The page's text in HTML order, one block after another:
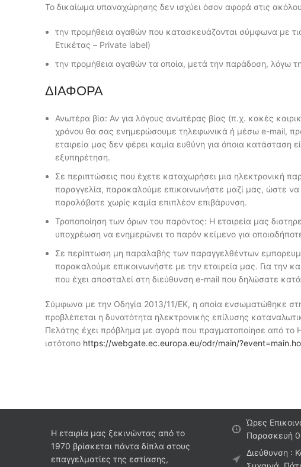
Το δικαίωμα υπαναχώρησης δεν ισχύει όσον αφορά στις
την προμήθεια αγαθών που κατασκευάζονται σύμφωνα με
Ετικέτας – Private label)
την προμήθεια αγαθών τα οποία, μετά την παράδοση, λόγω
ΔΙΑΦΟΡΑ
Ανωτέρα βία: Αν για λόγους ανωτέρας βίας (π.χ. κακές
χρόνου θα σας ενημερώσουμε τηλεφωνικά ή μέσω e-mail,
εταιρεία μας δεν φέρει καμία ευθύνη για όποια κατάσταση
εξυπηρέτηση.
Σε περιπτώσεις που έχετε καταχωρήσει μια ηλεκτρονική
παραγγελία, παρακαλούμε επικοινωνήστε μαζί μας, ώστε
παραλάβατε χωρίς καμία επιπλέον επιβάρυνση.
Τροποποίηση των όρων του παρόντος: Η εταιρεία μας
υποχρέωση να ενημερώνει το παρόν κείμενο για
Σε περίπτωση μη παραλαβής των παραγγελθέντων
παρακαλούμε επικοινωνήστε με την εταιρεία μας. Για την
που έχει αποσταλεί στη διεύθυνση e-mail που δηλώσατε
Σύμφωνα με την Οδηγία 2013/11/ΕΚ, η οποία ενσωματώθηκε
προβλέπεται η δυνατότητα ηλεκτρονικής επίλυσης
Πελάτης έχει πρόβλημα με αγορά που πραγματοποίησε από το
ιστότοπο https://webgate.ec.europa.eu/odr/main/
Η εταιρία μας ξεκινώντας από το
1970 βρίσκεται πάντα δίπλα στους
επαγγελματίες της εστίασης,
Ώρες
Παρασκευή
Διεύθυνση :